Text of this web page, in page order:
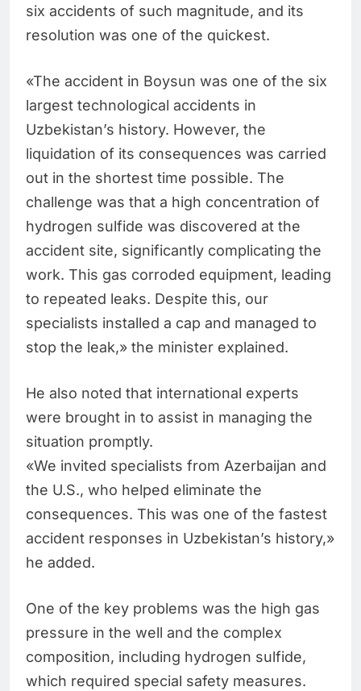
six accidents of such magnitude, and its
resolution was one of the quickest.
«The accident in Boysun was one of the six
largest technological accidents in
Uzbekistan’s history. However, the
liquidation of its consequences was carried
out in the shortest time possible. The
challenge was that a high concentration of
hydrogen sulfide was discovered at the
accident site, significantly complicating the
work. This gas corroded equipment, leading
to repeated leaks. Despite this, our
specialists installed a cap and managed to
stop the leak,» the minister explained.
He also noted that international experts
were brought in to assist in managing the
situation promptly.
«We invited specialists from Azerbaijan and
the U.S., who helped eliminate the
consequences. This was one of the fastest
accident responses in Uzbekistan’s history,»
he added.
One of the key problems was the high gas
pressure in the well and the complex
composition, including hydrogen sulfide,
which required special safety measures.